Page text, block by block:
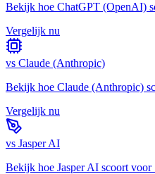
Bekijk hoe ChatGPT (OpenAI)
Vergelijk nu
vs Claude (Anthropic)
Bekijk hoe Claude (Anthropic)
Vergelijk nu
vs Jasper AI
Bekijk hoe Jasper AI scoort voor